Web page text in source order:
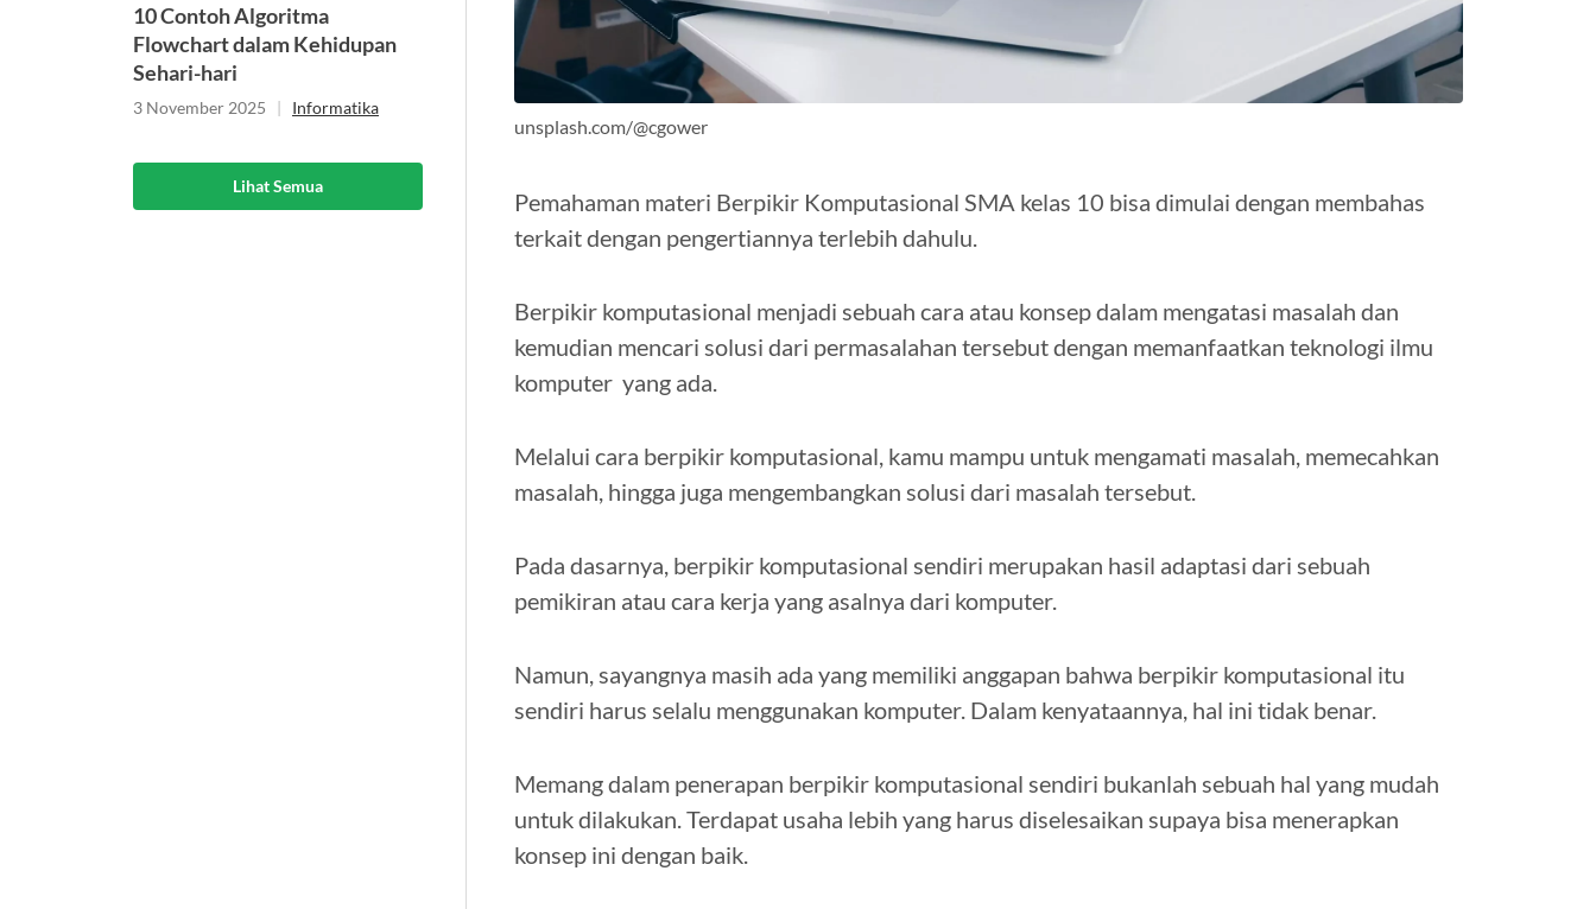
10 Contoh Algoritma
Flowchart dalam Kehidupan
Sehari-hari
3 November 2025 | Informatika
Lihat Semua
unsplash.com/@cgower
Pemahaman materi Berpikir Komputasional SMA kelas 10 bisa dimulai dengan membahas
terkait dengan pengertiannya terlebih dahulu.
Berpikir komputasional menjadi sebuah cara atau konsep dalam mengatasi masalah dan
kemudian mencari solusi dari permasalahan tersebut dengan memanfaatkan teknologi ilmu
komputer yang ada.
Melalui cara berpikir komputasional, kamu mampu untuk mengamati masalah, memecahkan
masalah, hingga juga mengembangkan solusi dari masalah tersebut.
Pada dasarnya, berpikir komputasional sendiri merupakan hasil adaptasi dari sebuah
pemikiran atau cara kerja yang asalnya dari komputer.
Namun, sayangnya masih ada yang memiliki anggapan bahwa berpikir komputasional itu
sendiri harus selalu menggunakan komputer. Dalam kenyataannya, hal ini tidak benar.
Memang dalam penerapan berpikir komputasional sendiri bukanlah sebuah hal yang mudah
untuk dilakukan. Terdapat usaha lebih yang harus diselesaikan supaya bisa menerapkan
konsep ini dengan baik.